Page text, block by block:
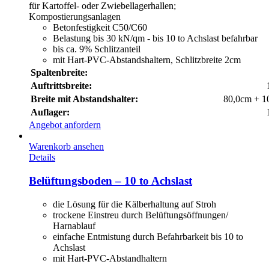
für Kartoffel- oder Zwiebellagerhallen;
Kompostierungsanlagen
Betonfestigkeit C50/C60
Belastung bis 30 kN/qm - bis 10 to Achslast befahrbar
bis ca. 9% Schlitzanteil
mit Hart-PVC-Abstandshaltern, Schlitzbreite 2cm
Spaltenbreite:
Auftrittsbreite:
Breite mit Abstandshalter:
80,0cm +
Auflager:
Angebot anfordern
Warenkorb ansehen
Details
Belüftungsboden – 10 to Achslast
die Lösung für die Kälberhaltung auf Stroh
trockene Einstreu durch Belüftungsöffnungen/
Harnablauf
einfache Entmistung durch Befahrbarkeit bis 10 to
Achslast
mit Hart-PVC-Abstandhaltern